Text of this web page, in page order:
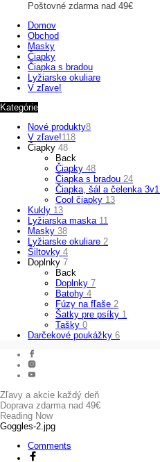
Poštovné zdarma nad 49€
Domov
Obchod
Masky
Čiapky
Čiapka s bradou
Lyžiarske okuliare
V zľave!
Kategórie
Nové produkty8
V zľave!118
Čiapky 48
Back
Čiapky 48
Čiapka s bradou 24
Čiapka, šál a čelenka 3v1
Cool čiapky 13
Kukly 13
Lyžiarska maska 11
Masky 38
Lyžiarske okuliare 2
Šiltovky 4
Doplnky 7
Back
Doplnky 7
Batohy 4
Fúzy na fľaše 2
Šatky pre psíky 1
Tašky 0
Darčekové poukážky 6
Zľavy a akcie každý deň
Doprava zdarma nad 49€
Reading Now
Goggles-2.jpg
Comments